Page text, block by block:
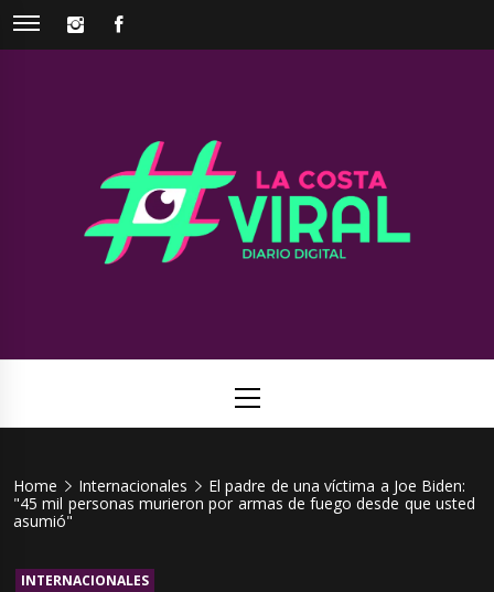
Skip
INSTAGRAM
Viral
Menu
Home Internacionales
El padre de una víctima a Joe Biden:
"45 mil personas murieron por armas de fuego desde que usted
asumió"
INTERNACIONALES